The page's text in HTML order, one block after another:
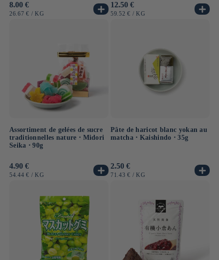
Prix
habituel
8.00 €
PRIX
26.67 € / PAR
KG
Prix
habituel
12.50 €
PRIX
59.52 € / PAR
KG
Assortiment de gelées de sucre
traditionnelles nature ⋅ Midori
Seika ⋅ 90g
Prix
habituel
4.90 €
PRIX
54.44 € / PAR
KG
Pâte de haricot blanc yokan au
matcha ⋅ Kaishindo ⋅ 35g
Prix
habituel
2.50 €
PRIX
71.43 € / PAR
KG